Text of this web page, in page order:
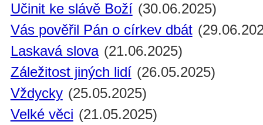
Učinit ke slávě Boží (30.06.2025)
Vás pověřil Pán o církev dbát
Laskavá slova (21.06.2025)
Záležitost jiných lidí (26.05.2025)
Vždycky (25.05.2025)
Velké věci (21.05.2025)